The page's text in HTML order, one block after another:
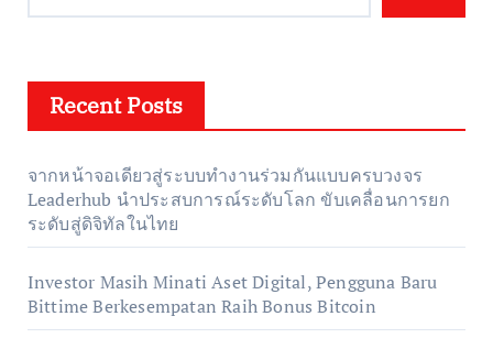
Recent Posts
จากหน้าจอเดียวสู่ระบบทำงานร่วมกันแบบครบวงจร
Leaderhub นำประสบการณ์ระดับโลก ขับเคลื่อนการยก
ระดับสู่ดิจิทัลในไทย
Investor Masih Minati Aset Digital, Pengguna Baru
Bittime Berkesempatan Raih Bonus Bitcoin